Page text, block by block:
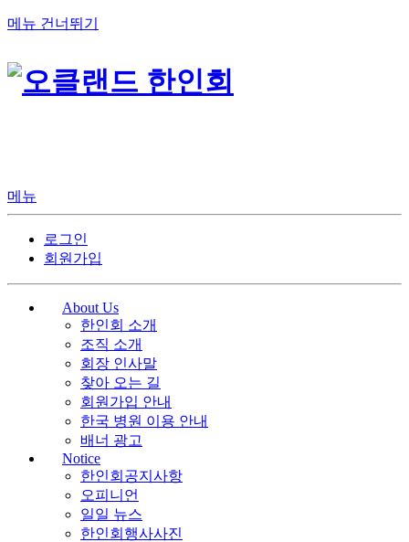
메뉴 건너뛰기
메뉴
로그인
회원가입
About Us
한인회 소개
조직 소개
회장 인사말
찾아 오는 길
회원가입 안내
한국 병원 이용 안내
배너 광고
Notice
한인회공지사항
오피니언
일일 뉴스
한인회행사사진